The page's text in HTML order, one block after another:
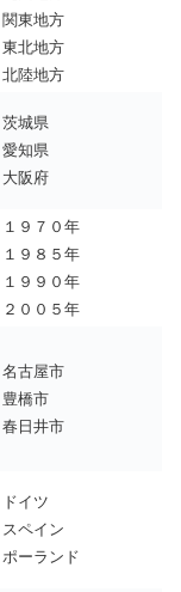
関東地方
東北地方
北陸地方
茨城県
愛知県
大阪府
１９７０年
１９８５年
１９９０年
２００５年
名古屋市
豊橋市
春日井市
ドイツ
スペイン
ポーランド